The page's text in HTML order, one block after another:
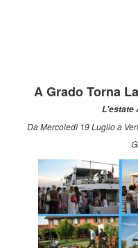
A Grado Torna
L'estate
Da Mercoledì 19 Luglio a